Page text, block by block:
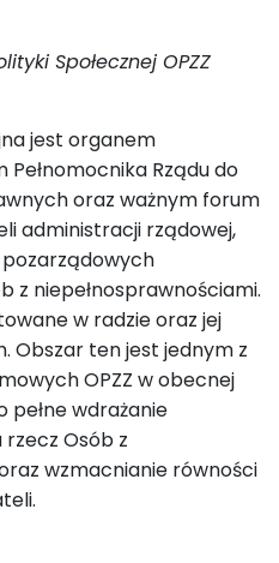
Społecznej OPZZ
jest organem
Rządu do
oraz ważnym forum
administracji rządowej,
z niepełnosprawnościami.
w radzie oraz jej
Obszar ten jest jednym z
OPZZ w obecnej
pełne wdrażanie
Osób z
wzmacnianie równości